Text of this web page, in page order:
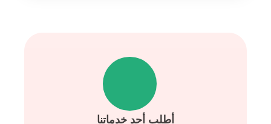
أطلب أحد خدماتنا